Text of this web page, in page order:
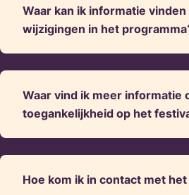
Waar kan ik informatie
wijzigingen in het
Waar vind ik meer informatie
toegankelijkheid op het
Hoe kom ik in contact met